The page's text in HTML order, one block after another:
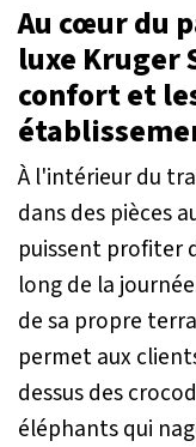
Au cœur du
luxe Kruger
confort et
À l'intérieur du
dans des pièces
puissent profiter
long de la
de sa propre
permet aux
dessus des
éléphants qui